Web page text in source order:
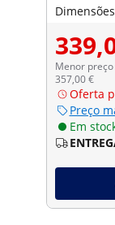
Menor
357,00 €
Oferta
Preço
Em